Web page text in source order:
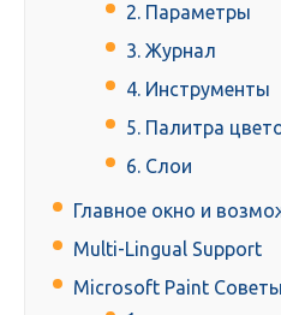
2. Параметры
3. Журнал
4. Инструменты
5. Палитра
6. Слои
Главное окно и
Multi-Lingual Support
Microsoft Paint